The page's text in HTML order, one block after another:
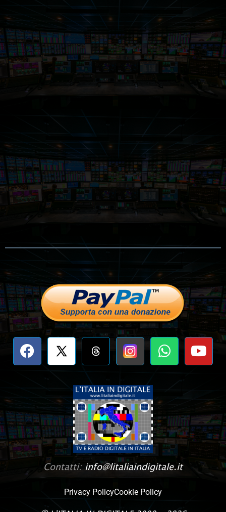
Contatti: info@litaliaindigitale.it
Privacy PolicyCookie Policy